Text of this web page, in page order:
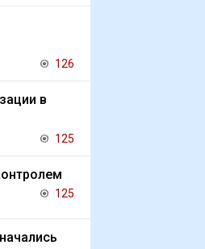
126
в
125
125